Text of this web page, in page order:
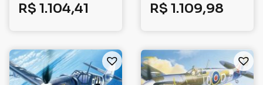
R$ 1.104,41 R$ 1.109,98